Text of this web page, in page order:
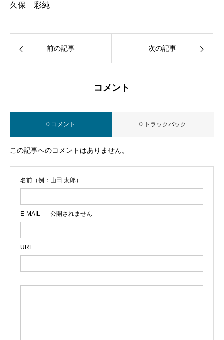
久保 彩純
前の記事 次の記事
コメント
0 コメント 0 トラックバック
この記事へのコメントはありません。
名前（例：山田 太郎）
E-MAIL - 公開されません -
URL